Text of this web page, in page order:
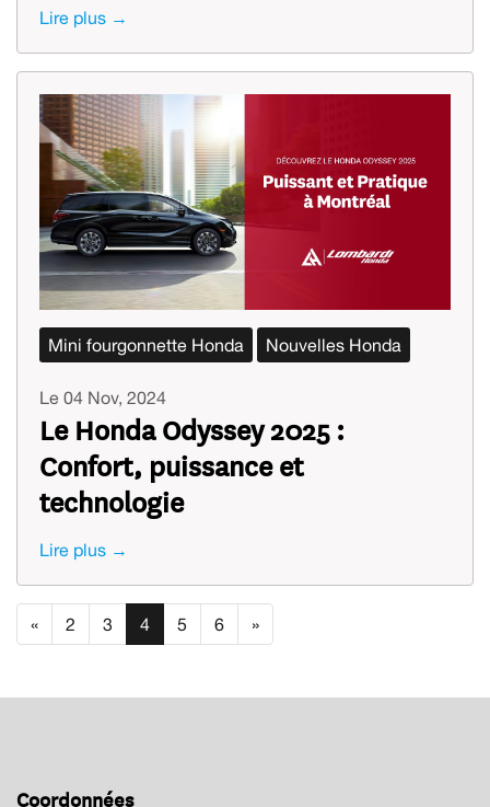
Lire plus →
Mini fourgonnette Honda Nouvelles Honda
Le 04 Nov, 2024
Le Honda Odyssey 2025 :
Confort, puissance et
technologie
Lire plus →
« 2 3 4 5 6 »
Coordonnées